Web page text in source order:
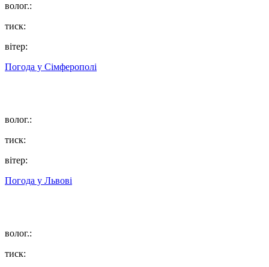
волог.:
тиск:
вітер:
Погода у Сімферополі
волог.:
тиск:
вітер:
Погода у Львові
волог.:
тиск: